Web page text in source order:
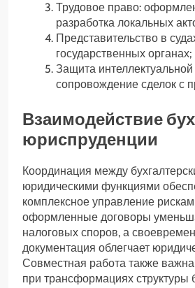
Трудовое право:
разработка локальных
Представительство в
государственных органах;
Защита
сопровождение сделок с
Взаимодействие
юриспруденции
Координация между
юридическими функциями
комплексное управление
оформленные договоры
налоговых споров, а
документация облегчает
Совместная работа также
при трансформациях структуры